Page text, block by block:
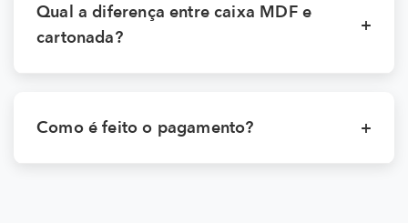
Qual a diferença entre caixa MDF e
cartonada?
+
Como é feito o pagamento? +